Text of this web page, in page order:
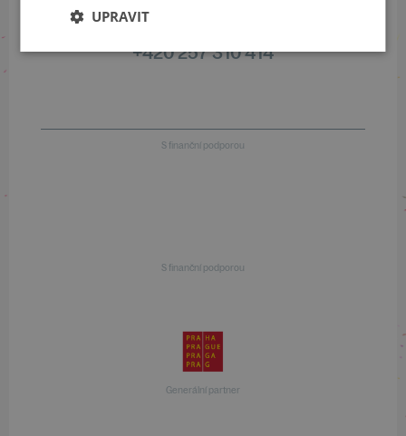
Informace o programu
+420 257 310 414
S finanční podporou
S finanční podporou
Generální partner
UPRAVIT